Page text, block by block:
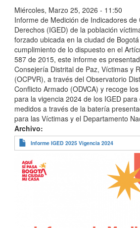
Miércoles, Marzo 25, 2026 - 11:50
Informe de Medición de Indicadores de
Derechos (IGED) de la población
forzado ubicada en la ciudad de
cumplimiento de lo dispuesto en el
587 de 2015, este informe es
Consejería Distrital de Paz, Víctimas y
(OCPVR), a través del Observatorio
Conflicto Armado (ODVCA) y recoge
para la vigencia 2024 de los IGED
medidos a través de la batería
para las Víctimas y el Departamento
Archivo
Informe IGED 2025 Vigencia 2024